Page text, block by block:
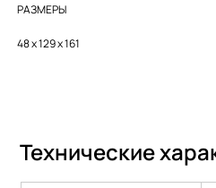
РАЗМЕРЫ
48 x 129 x 161
Технические